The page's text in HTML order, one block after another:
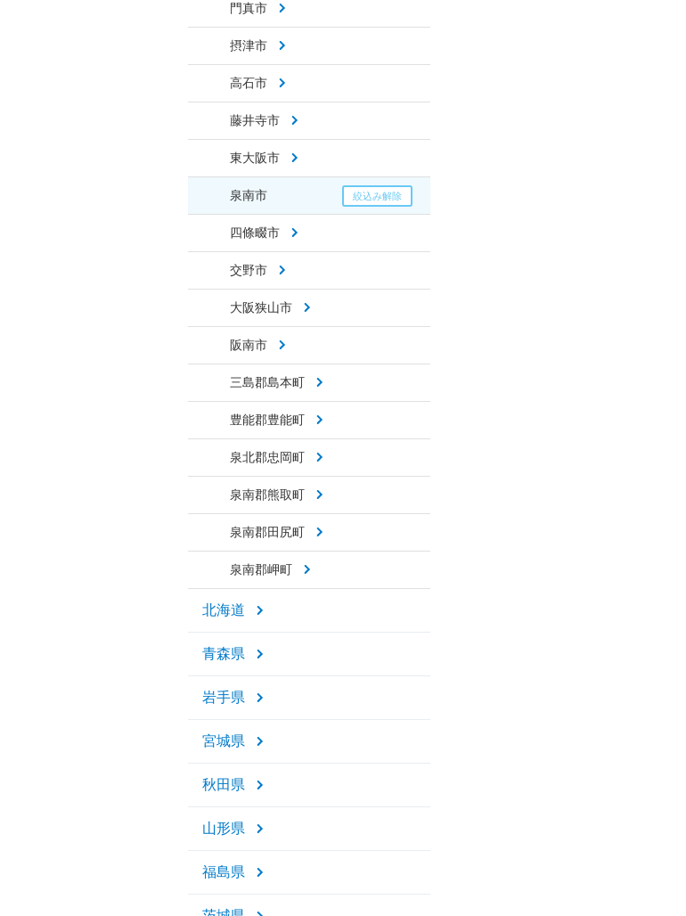
門真市
摂津市
高石市
藤井寺市
東大阪市
泉南市
四條畷市
交野市
大阪狭山市
阪南市
三島郡島本町
豊能郡豊能町
泉北郡忠岡町
泉南郡熊取町
泉南郡田尻町
泉南郡岬町
北海道
青森県
岩手県
宮城県
秋田県
山形県
福島県